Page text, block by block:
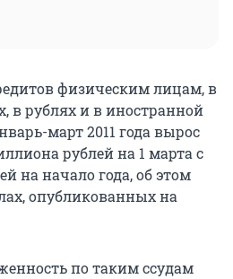
физическим лицам, в
в рублях и в иностранной
март 2011 года вырос
рублей на 1 марта с
на начало года, об этом
опубликованных на
по таким ссудам